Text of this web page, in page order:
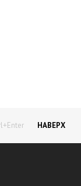
НАВЕРХ